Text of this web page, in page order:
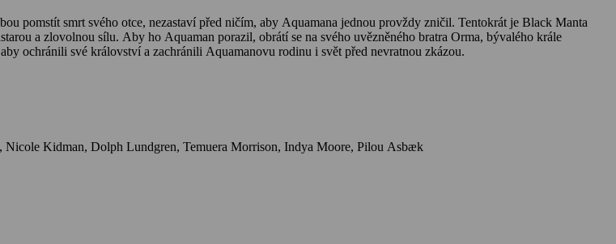
a zlovolnou sílu. Aby ho Aquaman porazil, obrátí se na svého uvězněného bratra Orma, bývalého krále
ochránili své království a zachránili Aquamanovu rodinu i svět před nevratnou zkázou.
Herci: Jason Momoa, Patrick Wilson, Yahya Abdul-Mateen II, Randall Park, Amber Heard, Nicole Kidman, Dolph Lundgren, Temuera Morrison, Indya Moore, Pilou Asbæk